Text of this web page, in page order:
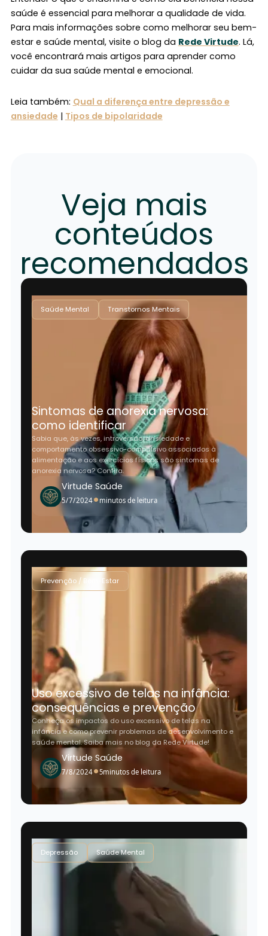
saúde é essencial para melhorar a qualidade de vida.
Para mais informações sobre como melhorar seu bem-
estar e saúde mental, visite o blog da Rede Virtude. Lá,
você encontrará mais artigos para aprender como
cuidar da sua saúde mental e emocional.
Leia também: Qual a diferença entre depressão e
ansiedade | Tipos de bipolaridade
Veja mais
conteúdos
recomendados
Saúde Mental Transtornos Mentais
Sintomas de anorexia nervosa:
como identificar
Sabia que, às vezes, introversão, ansiedade e
comportamento obsessivo-compulsivo associados à
alimentação e aos exercícios físicos são sintomas de
anorexia nervosa? Confira.
Virtude Saúde
5/7/2024• minutos de leitura
Prevenção / Bem-Estar
Uso excessivo de telas na infância:
consequências e prevenção
Conheça os impactos do uso excessivo de telas na
infância e como prevenir problemas de desenvolvimento e
saúde mental. Saiba mais no blog da Rede Virtude!
Virtude Saúde
7/8/2024•5minutos de leitura
Depressão Saúde Mental